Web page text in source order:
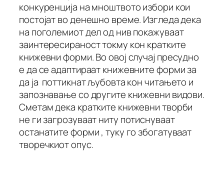
конкуренција на мноштвото избори кои
постојат во денешно време. Изгледа дека
на поголемиот дел од нив покажуваат
заинтересираност токму кон кратките
книжевни форми. Во овој случај пресудно
е да се адаптираат книжевните форми за
да ја поттикнат љубовта кон читањето и
запознавање со другите книжевни видови.
Сметам дека кратките книжевни творби
не ги загрозуваат ниту потиснуваат
останатите форми , туку го збогатуваат
творечкиот опус.